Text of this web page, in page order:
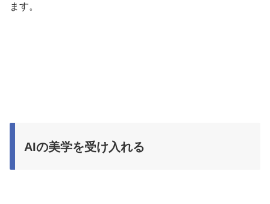
ます。
AIの美学を受け入れる